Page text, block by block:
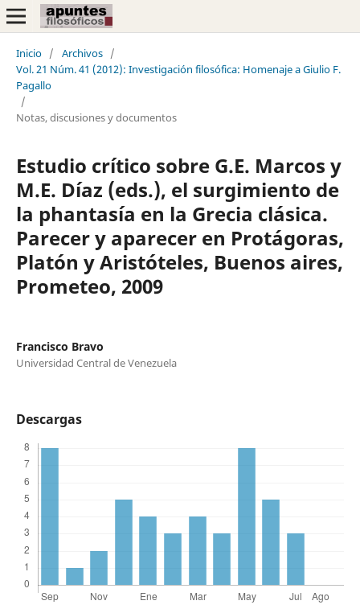
Inicio / Archivos /
Vol. 21 Núm. 41 (2012): Investigación filosófica: Homenaje a Giulio F.
Pagallo
/
Notas, discusiones y documentos
Estudio crítico sobre G.E. Marcos y
M.E. Díaz (eds.), el surgimiento de
la phantasía en la Grecia clásica.
Parecer y aparecer en Protágoras,
Platón y Aristóteles, Buenos aires,
Prometeo, 2009
Francisco Bravo
Universidad Central de Venezuela
Descargas